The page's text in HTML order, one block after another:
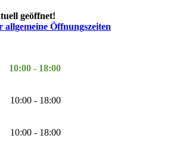
geöffnet!
Öffnungszeiten
10:00 - 18:00
10:00 - 18:00
10:00 - 18:00